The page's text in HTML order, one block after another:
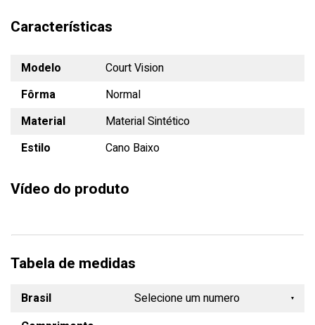
Características
Modelo
Court Vision
Fôrma
Normal
Material
Material Sintético
Estilo
Cano Baixo
Vídeo do produto
Tabela de medidas
Brasil
Selecione um numero